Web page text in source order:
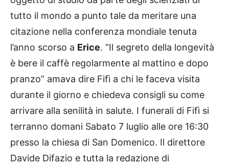
tutto il mondo a punto tale da meritare una
citazione nella conferenza mondiale tenuta
l’anno scorso a Erice. “Il segreto della longevità
è bere il caffè regolarmente al mattino e dopo
pranzo” amava dire Fifì a chi le faceva visita
durante il giorno e chiedeva consigli su come
arrivare alla senilità in salute. I funerali di Fifì si
terranno domani Sabato 7 luglio alle ore 16:30
presso la chiesa di San Domenico. Il direttore
Davide Difazio e tutta la redazione di